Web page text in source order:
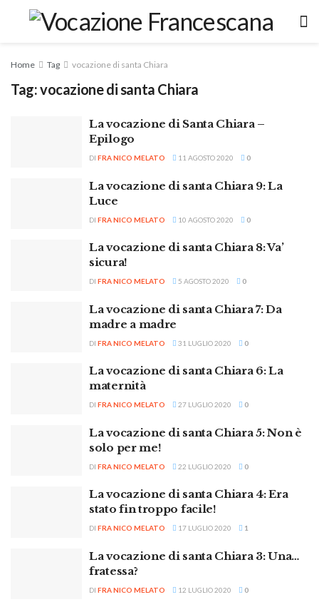
Home Tag vocazione di santa Chiara
Tag:vocazione di santa Chiara
La vocazione di Santa Chiara –
Epilogo
DI FRA NICO MELATO 11 AGOSTO 2020 0
La vocazione di santa Chiara 9: La
Luce
DI FRA NICO MELATO 10 AGOSTO 2020 0
La vocazione di santa Chiara 8: Va’
sicura!
DI FRA NICO MELATO 5 AGOSTO 2020 0
La vocazione di santa Chiara 7: Da
madre a madre
DI FRA NICO MELATO 31 LUGLIO 2020 0
La vocazione di santa Chiara 6: La
maternità
DI FRA NICO MELATO 27 LUGLIO 2020 0
La vocazione di santa Chiara 5: Non è
solo per me!
DI FRA NICO MELATO 22 LUGLIO 2020 0
La vocazione di santa Chiara 4: Era
stato fin troppo facile!
DI FRA NICO MELATO 17 LUGLIO 2020 1
La vocazione di santa Chiara 3: Una…
fratessa?
DI FRA NICO MELATO 12 LUGLIO 2020 0